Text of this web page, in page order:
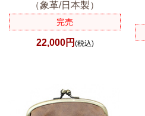
（象革/日本製）
完売
22,000円 (税込)